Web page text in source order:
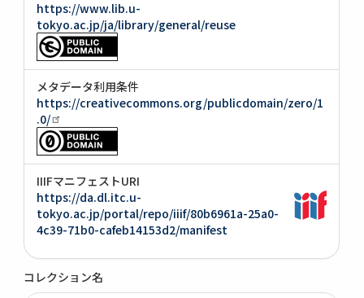
https://www.lib.u-
tokyo.ac.jp/ja/library/general/reuse
メタデータ利用条件
https://creativecommons.org/publicdomain/zero/1
.0/
IIIFマニフェストURI
https://da.dl.itc.u-
tokyo.ac.jp/portal/repo/iiif/80b6961a-25a0-
4c39-71b0-cafeb14153d2/manifest
コレクション名